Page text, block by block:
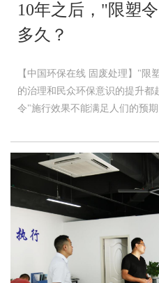
10年之后，"限塑
多久？
【中国环保在线 固废处理】"限
的治理和民众环保意识的提升
令"施行效果不能满足人们的预